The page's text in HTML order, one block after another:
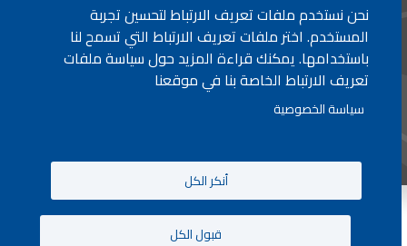
لأي إستفسار الإتصال على:٠١/٧٧٢٠٠٠
جميع الحقوق محفوظة © 2026 , وزارة التربية والتعليم العالي، لبنان.
نحن نستخدم ملفات تعريف الارتباط لتحسين تجربة
المستخدم. اختر ملفات تعريف الارتباط التي تسمح لنا
باستخدامها. يمكنك قراءة المزيد حول سياسة ملفات
تعريف الارتباط الخاصة بنا في موقعنا
سياسة الخصوصية
أنكر الكل
قبول الكل